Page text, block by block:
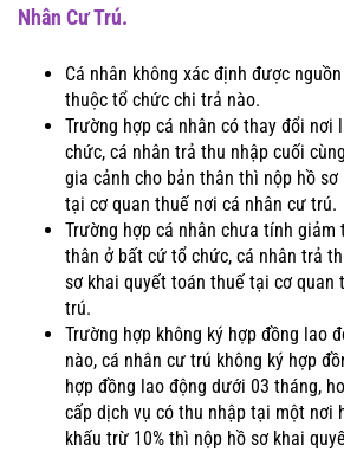
Nhân Cư Trú.
Cá nhân không xác định được
thuộc tổ chức chi trả nào.
Trường hợp cá nhân có thay đổi nơi
chức, cá nhân trả thu nhập cuối
gia cảnh cho bản thân thì nộp hồ
tại cơ quan thuế nơi cá nhân cư trú.
Trường hợp cá nhân chưa tính giảm
thân ở bất cứ tổ chức, cá nhân trả
sơ khai quyết toán thuế tại cơ quan
trú.
Trường hợp không ký hợp đồng lao
nào, cá nhân cư trú không ký hợp
hợp đồng lao động dưới 03 tháng,
cấp dịch vụ có thu nhập tại một nơi
khấu trừ 10% thì nộp hồ sơ khai